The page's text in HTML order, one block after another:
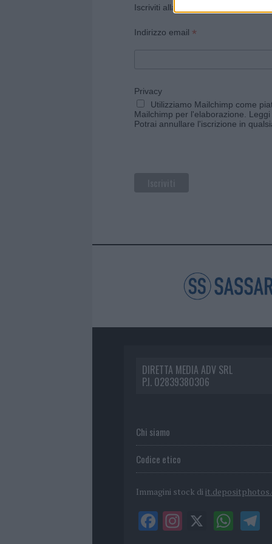
Iscriviti alla newsletter di Gallura
Indirizzo email *
Privacy
Utilizziamo Mailchimp come
Mailchimp per l'elaborazione.
Potrai annullare l'iscrizione in
DIRETTA MEDIA ADV SRL
P.I. 02839380306
Chi siamo
Codice etico
Immagini stock di